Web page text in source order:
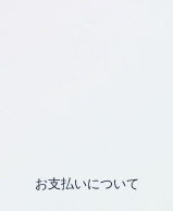
お支払いについて